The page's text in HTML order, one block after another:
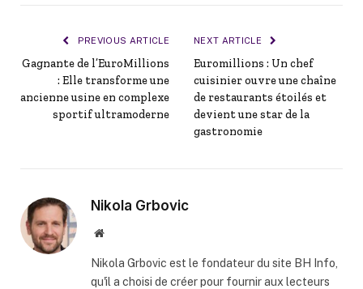
PREVIOUS ARTICLE
Gagnante de l’EuroMillions
: Elle transforme une
ancienne usine en complexe
sportif ultramoderne
NEXT ARTICLE
Euromillions : Un chef
cuisinier ouvre une chaîne
de restaurants étoilés et
devient une star de la
gastronomie
Nikola Grbovic
Website
Nikola Grbovic est le fondateur du site BH Info,
qu'il a choisi de créer pour fournir aux lecteurs